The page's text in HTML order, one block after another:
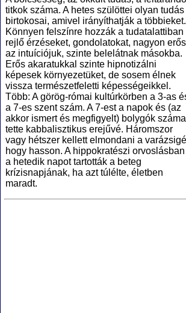
titkok száma. A hetes szülöttei olyan tudás
birtokosai, amivel irányíthatják a többieket.
Könnyen felszínre hozzák a tudatalattiban
rejlő érzéseket, gondolatokat, nagyon erős
az intuíciójuk, szinte belelátnak másokba.
Erős akaratukkal szinte hipnotizálni
képesek környezetüket, de sosem élnek
vissza természetfeletti képességeikkel.
Több: A görög-római kultúrkörben a 3-as
a 7-es szent szám. A 7-est a napok és (az
akkor ismert és megfigyelt) bolygók száma
tette kabbalisztikus erejűvé. Háromszor
vagy hétszer kellett elmondani a
hogy hasson. A hippokratészi orvoslásban
a hetedik napot tartották a beteg
krízisnapjának, ha azt túlélte, életben
maradt.